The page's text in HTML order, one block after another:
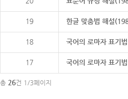
19 한글 맞춤법 해설
18 국어의 로마자 표기
17 국어의 로마자 표기
총 26건 1/3페이지